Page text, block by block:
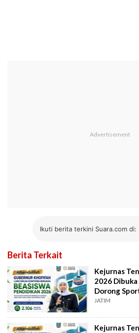
Ikuti berita terkini Suara.com di:
Berita Terkait
Kejurnas
2026
Dorong
JATIM
Kejurnas